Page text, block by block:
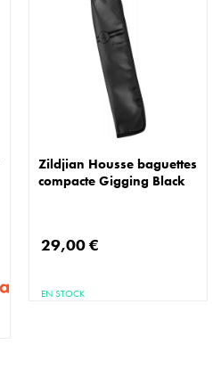
Zildjian Housse baguettes
compacte Gigging Black
29,00 €
EN STOCK